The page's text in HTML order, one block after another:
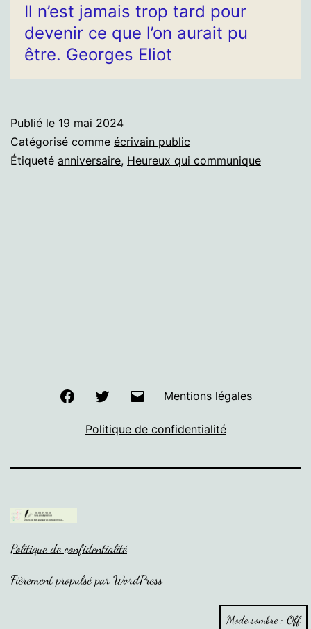
Il n’est jamais trop tard pour
devenir ce que l’on aurait pu
être. Georges Eliot
Publié le 19 mai 2024
Catégorisé comme écrivain public
Étiqueté anniversaire, Heureux qui communique
FacebookTwitter
mail
Mentions légales
Politique de confidentialité
Politique de confidentialité
Fièrement propulsé parWordPress
Mode sombre :